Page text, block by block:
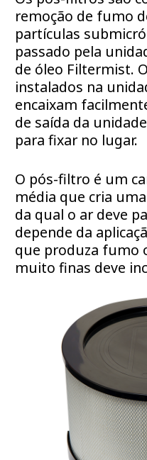
remoção de fumo
partículas
passado pela
de óleo Filtermist.
instalados na
encaixam
de saída da
para fixar no lugar.
O pós-filtro é um
média que cria
da qual o ar deve
depende da
que produza fumo
muito finas deve